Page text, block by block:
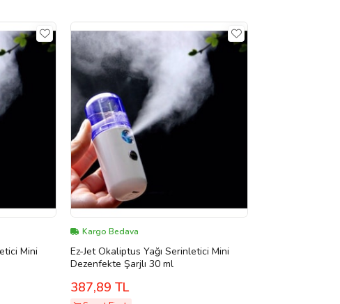
Mini
Kargo Bedava
Ez-Jet Okaliptus Yağı Serinletici Mini
Dezenfekte Şarjlı 30 ml
387,89 TL